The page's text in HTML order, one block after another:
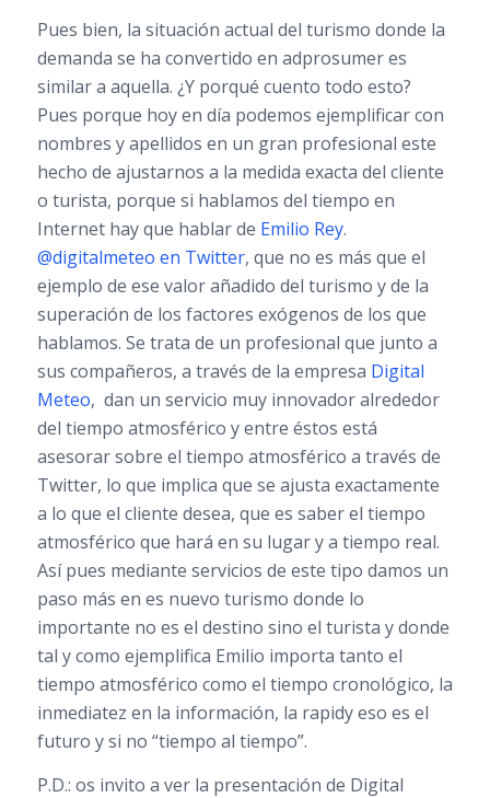
Pues bien, la situación actual del turismo donde la
demanda se ha convertido en adprosumer es
similar a aquella. ¿Y porqué cuento todo esto?
Pues porque hoy en día podemos ejemplificar con
nombres y apellidos en un gran profesional este
hecho de ajustarnos a la medida exacta del cliente
o turista, porque si hablamos del tiempo en
Internet hay que hablar de Emilio Rey.
@digitalmeteo en Twitter, que no es más que el
ejemplo de ese valor añadido del turismo y de la
superación de los factores exógenos de los que
hablamos. Se trata de un profesional que junto a
sus compañeros, a través de la empresa Digital
Meteo, dan un servicio muy innovador alrededor
del tiempo atmosférico y entre éstos está
asesorar sobre el tiempo atmosférico a través de
Twitter, lo que implica que se ajusta exactamente
a lo que el cliente desea, que es saber el tiempo
atmosférico que hará en su lugar y a tiempo real.
Así pues mediante servicios de este tipo damos un
paso más en es nuevo turismo donde lo
importante no es el destino sino el turista y donde
tal y como ejemplifica Emilio importa tanto el
tiempo atmosférico como el tiempo cronológico, la
inmediatez en la información, la rapidy eso es el
futuro y si no “tiempo al tiempo”.
P.D.: os invito a ver la presentación de Digital